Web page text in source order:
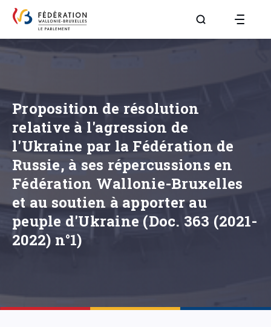
Aller à la page
Proposition de résolution
relative à l'agression de
l'Ukraine par la Fédération de
Russie, à ses répercussions en
Fédération Wallonie-Bruxelles
et au soutien à apporter au
peuple d'Ukraine (Doc. 363 (2021-
2022) n°1)